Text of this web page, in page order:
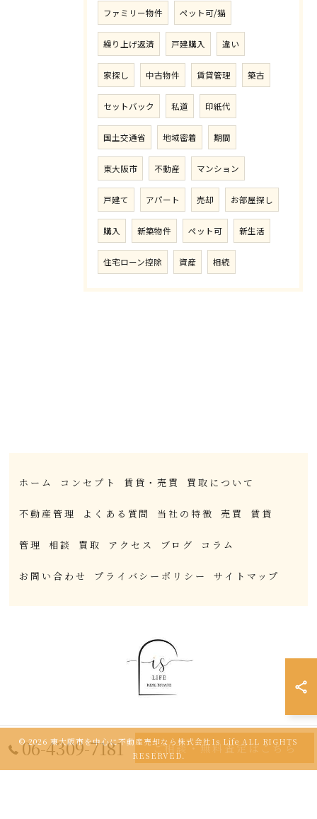
ファミリー物件 ペット可/猫
繰り上げ返済 戸建購入 違い
家探し 中古物件 賃貸管理 築古
セットバック 私道 印紙代
国土交通省 地域密着 期間
東大阪市 不動産 マンション
戸建て アパート 売却 お部屋探し
購入 新築物件 ペット可 新生活
住宅ローン控除 資産 相続
06-4309-7181 ご相談・無料査定はこちら
ホーム コンセプト 賃貸・売買 買取について
不動産管理 よくある質問 当社の特徴 売買 賃貸
管理 相談 買取 アクセス ブログ コラム
お問い合わせ プライバシーポリシー サイトマップ
© 2026 東大阪市を中心に不動産売却なら株式会社Is Life ALL RIGHTS
RESERVED.